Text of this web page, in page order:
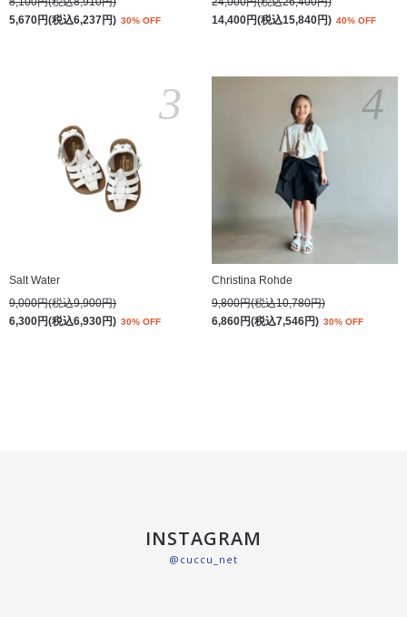
5,670円(税込6,237円) 30% OFF
14,400円(税込15,840円) 40% OFF
Salt Water
9,000円(税込9,900円)
6,300円(税込6,930円) 30% OFF
3
Christina Rohde
9,800円(税込10,780円)
6,860円(税込7,546円) 30% OFF
4
INSTAGRAM
@cuccu_net